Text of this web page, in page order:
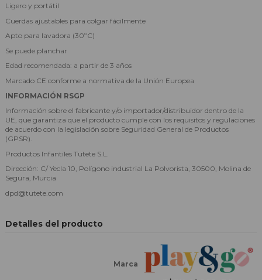
Ligero y portátil
Cuerdas ajustables para colgar fácilmente
Apto para lavadora (30ºC)
Se puede planchar
Edad recomendada: a partir de 3 años
Marcado CE conforme a normativa de la Unión Europea
INFORMACIÓN RSGP
Información sobre el fabricante y/o importador/distribuidor dentro de la
UE, que garantiza que el producto cumple con los requisitos y regulaciones
de acuerdo con la legislación sobre Seguridad General de Productos
(GPSR).
Productos Infantiles Tutete S.L.
Dirección: C/ Yecla 10, Polígono industrial La Polvorista, 30500, Molina de
Segura, Murcia
dpd@tutete.com
Detalles del producto
Marca